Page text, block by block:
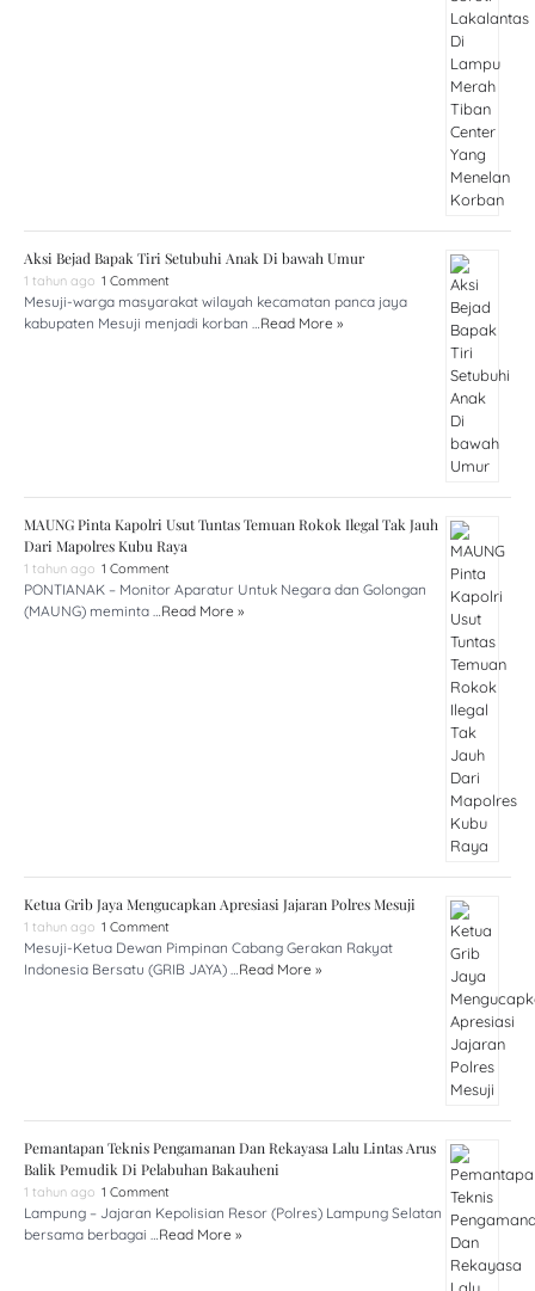
Aksi Bejad Bapak Tiri Setubuhi Anak Di bawah Umur
1 tahun ago 1 Comment
Mesuji-warga masyarakat wilayah kecamatan panca jaya
kabupaten Mesuji menjadi korban …Read More »
MAUNG Pinta Kapolri Usut Tuntas Temuan Rokok Ilegal Tak Jauh
Dari Mapolres Kubu Raya
1 tahun ago 1 Comment
PONTIANAK – Monitor Aparatur Untuk Negara dan Golongan
(MAUNG) meminta …Read More »
Ketua Grib Jaya Mengucapkan Apresiasi Jajaran Polres Mesuji
1 tahun ago 1 Comment
Mesuji-Ketua Dewan Pimpinan Cabang Gerakan Rakyat
Indonesia Bersatu (GRIB JAYA) …Read More »
Pemantapan Teknis Pengamanan Dan Rekayasa Lalu Lintas Arus
Balik Pemudik Di Pelabuhan Bakauheni
1 tahun ago 1 Comment
Lampung – Jajaran Kepolisian Resor (Polres) Lampung Selatan
bersama berbagai …Read More »